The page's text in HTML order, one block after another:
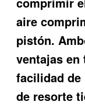
aire
pistón.
ventajas
facilidad
de resorte